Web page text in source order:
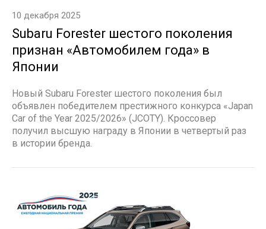
10 декабря 2025
Subaru Forester шестого поколения
признан «Автомобилем года» в
Японии
Новый Subaru Forester шестого поколения был
объявлен победителем престижного конкурса «Japan
Car of the Year 2025/2026» (JCOTY). Кроссовер
получил высшую награду в Японии в четвертый раз
в истории бренда.